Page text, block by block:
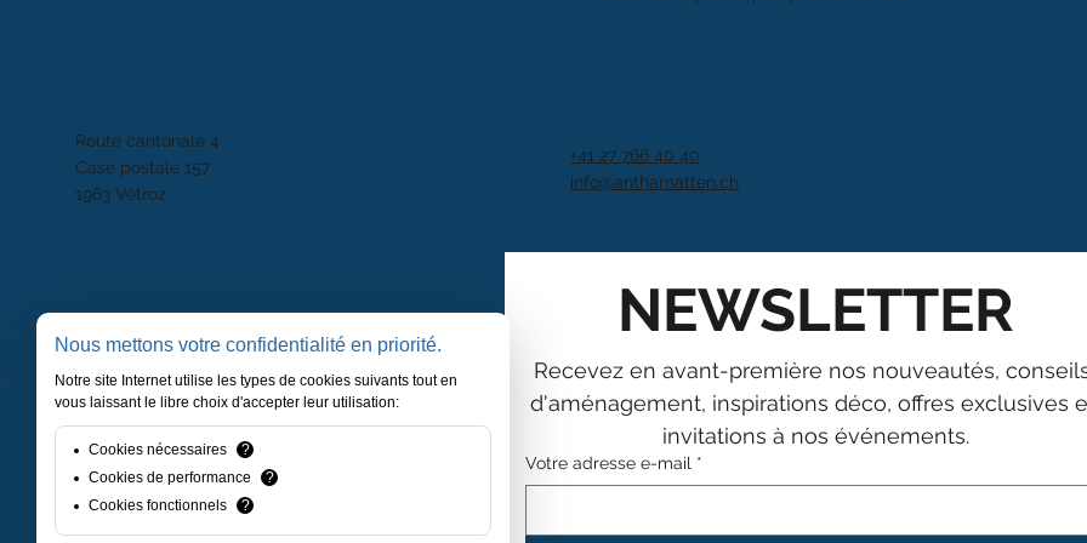
Route cantonale 4
Case postale 157
1963 Vétroz
+41 27 766 40 40
info@anthamatten.ch
NEWSLETTER
Recevez en avant-première nos nouveautés,
d'aménagement, inspirations déco, offres exclusives
invitations à nos événements.
Votre adresse e-mail *
Nous mettons votre confidentialité en priorité.
Notre site Internet utilise les types de cookies suivants tout en
vous laissant le libre choix d'accepter leur utilisation:
Cookies nécessaires
?
Cookies de performance
?
Cookies fonctionnels
?